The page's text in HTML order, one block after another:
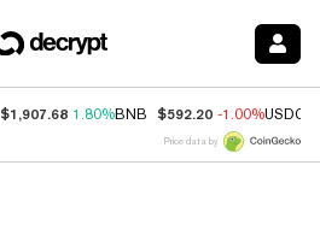
$1,907.68 1.80%BNB $592.20 -1.00%USDC
Price data by